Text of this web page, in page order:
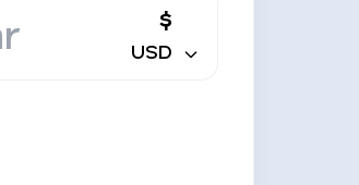
$
USD